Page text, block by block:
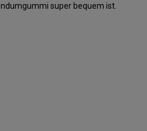
super bequem ist.